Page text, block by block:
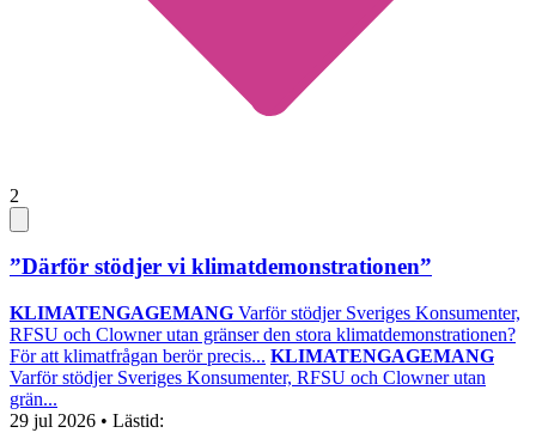
2
”Därför stödjer vi klimatdemonstrationen”
KLIMATENGAGEMANG Varför stödjer Sveriges Konsumenter,
RFSU och Clowner utan gränser den stora klimatdemonstrationen?
För att klimatfrågan berör precis... KLIMATENGAGEMANG
Varför stödjer Sveriges Konsumenter, RFSU och Clowner utan
grän...
29 jul 2026 • Lästid: